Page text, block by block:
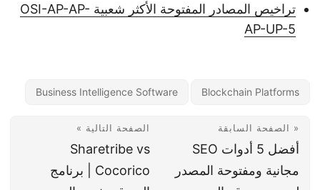
تراخيص المصادر المفتوحة الأكثر شعبية OSI-AP-AP-
AP-UP-5
Blockchain Platforms
Business Intelligence Software
« الصفحة السابقة
أفضل 5 أدوات SEO
مجانية ومفتوحة المصدر
الصفحة التالية »
Sharetribe vs
Cocorico | برنامج